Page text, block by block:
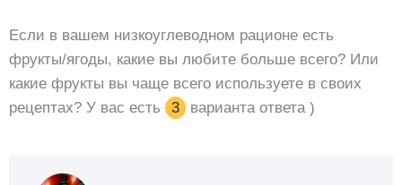
Если в вашем низкоуглеводном рационе есть
фрукты/ягоды, какие вы любите больше всего? Или
какие фрукты вы чаще всего используете в своих
рецептах? У вас есть
3 варианта ответа )